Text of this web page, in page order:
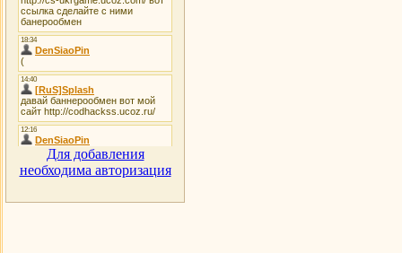
Для добавления
необходима авторизация